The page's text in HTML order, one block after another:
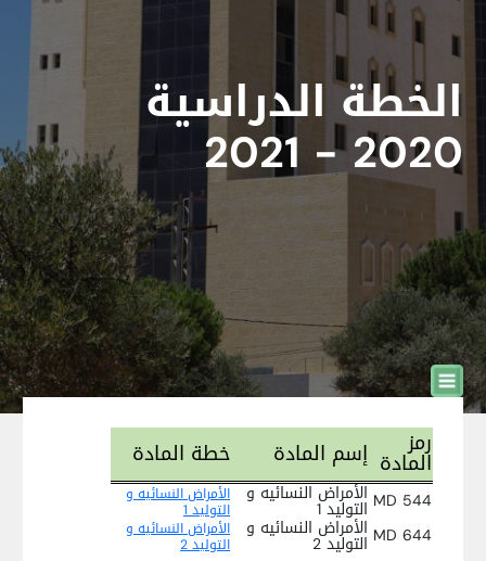
الخطة الدراسية
2020 - 2021
رمز
المادة إسم المادة خطة المادة
MD 544 الأمراض النسائيه و
التوليد 1
الأمراض النسائيه و
التوليد 1
MD 644 الأمراض النسائيه و
التوليد 2
الأمراض النسائيه و
التوليد 2